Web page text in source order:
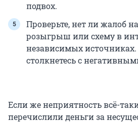
подвох.
Проверьте, нет ли жалоб
розыгрыш или схему в
независимых источниках.
столкнетесь с
Если же неприятность всё-
перечислили деньги за